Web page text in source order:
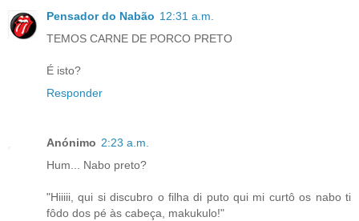
Pensador do Nabão 12:31 a.m.
TEMOS CARNE DE PORCO PRETO
É isto?
Responder
Anónimo 2:23 a.m.
Hum... Nabo preto?
"Hiiiii, qui si discubro o filha di puto qui mi curtô os nabo ti
fôdo dos pé às cabeça, makukulo!"